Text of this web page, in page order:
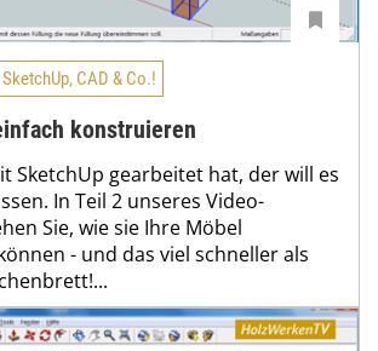
SketchUp, CAD & Co.!
konstruieren
SketchUp gearbeitet hat, der will es
In Teil 2 unseres Video-
Sie, wie sie Ihre Möbel
- und das viel schneller als